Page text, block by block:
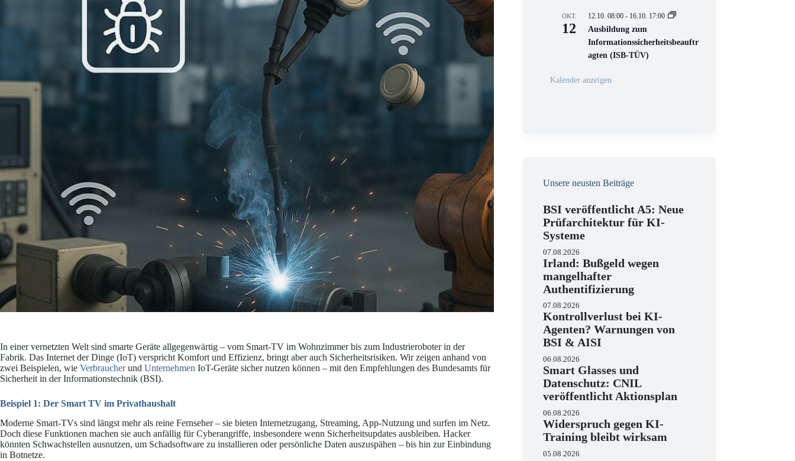
In einer vernetzten Welt sind smarte Geräte allgegenwärtig – vom Smart-TV im Wohnzimmer bis zum Industrieroboter in der
Fabrik. Das Internet der Dinge (IoT) verspricht Komfort und Effizienz, bringt aber auch Sicherheitsrisiken. Wir zeigen anhand von
zwei Beispielen, wie Verbraucherund Unternehmen IoT-Geräte sicher nutzen können – mit den Empfehlungen des Bundesamts für
Sicherheit in der Informationstechnik (BSI).
Beispiel 1: Der Smart TV im Privathaushalt
Moderne Smart-TVs sind längst mehr als reine Fernseher – sie bieten Internetzugang, Streaming, App-Nutzung und surfen im Netz.
Doch diese Funktionen machen sie auch anfällig für Cyberangriffe, insbesondere wenn Sicherheitsupdates ausbleiben. Hacker
könnten Schwachstellen ausnutzen, um Schadsoftware zu installieren oder persönliche Daten auszuspähen – bis hin zur Einbindung
in Botnetze.
n
s
t
a
t
n
OKT.
12
12.10. 08:00 - 16.10. 17:00
Ausbildung zum
Informationssicherheitsbeauftr
agten (ISB-TÜV)
Kalender anzeigen
Unsere neusten Beiträge
BSI veröffentlicht A5: Neue
Prüfarchitektur für KI-
Systeme
07.08.2026
Irland: Bußgeld wegen
mangelhafter
Authentifizierung
07.08.2026
Kontrollverlust bei KI-
Agenten? Warnungen von
BSI & AISI
06.08.2026
Smart Glasses und
Datenschutz: CNIL
veröffentlicht Aktionsplan
06.08.2026
Widerspruch gegen KI-
Training bleibt wirksam
05.08.2026